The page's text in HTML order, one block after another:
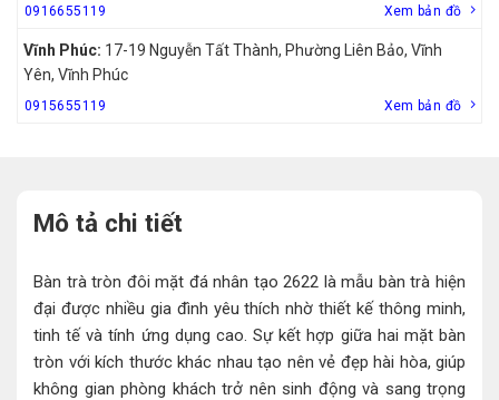
0916655119 Xem bản đồ
Vĩnh Phúc: 17-19 Nguyễn Tất Thành, Phường Liên Bảo, Vĩnh
Yên, Vĩnh Phúc
0915655119 Xem bản đồ
Mô tả chi tiết
Bàn trà tròn đôi mặt đá nhân tạo 2622 là mẫu bàn trà hiện
đại được nhiều gia đình yêu thích nhờ thiết kế thông minh,
tinh tế và tính ứng dụng cao. Sự kết hợp giữa hai mặt bàn
tròn với kích thước khác nhau tạo nên vẻ đẹp hài hòa, giúp
không gian phòng khách trở nên sinh động và sang trọng